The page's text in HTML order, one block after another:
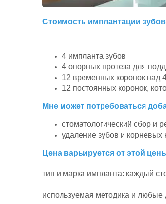
Стоимость имплантации
4 импланта зубов
4 опорных протеза для
12 временных коронок над
12 постоянных коронок,
Мне может потребоваться
стоматологический сбор и
удаление зубов и корневых
Цена варьируется от этой
тип и марка импланта: каждый
используемая методика и